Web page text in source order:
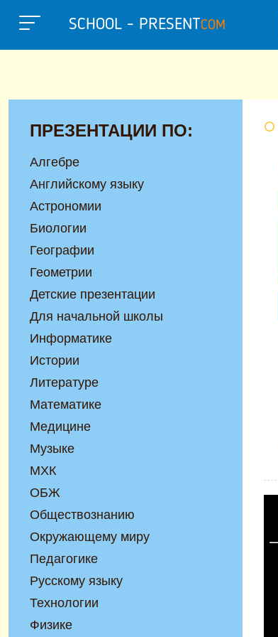
SCHOOL - PRESENTCOM
ПРЕЗЕНТАЦИИ ПО:
Алгебре
Английскому языку
Астрономии
Биологии
Географии
Геометрии
Детские презентации
Для начальной школы
Информатике
Истории
Литературе
Математике
Медицине
Музыке
МХК
ОБЖ
Обществознанию
Окружающему миру
Педагогике
Русскому языку
Технологии
Физике